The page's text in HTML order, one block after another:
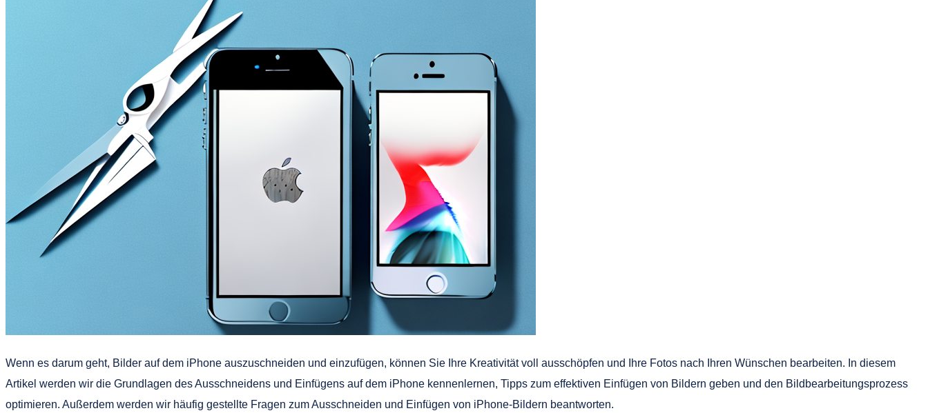
Wenn es darum geht, Bilder auf dem iPhone auszuschneiden und einzufügen, können Sie Ihre Kreativität voll ausschöpfen und Ihre Fotos nach Ihren Wünschen bearbeiten. In diesem
Artikel werden wir die Grundlagen des Ausschneidens und Einfügens auf dem iPhone kennenlernen, Tipps zum effektiven Einfügen von Bildern geben und den Bildbearbeitungsprozess
optimieren. Außerdem werden wir häufig gestellte Fragen zum Ausschneiden und Einfügen von iPhone-Bildern beantworten.